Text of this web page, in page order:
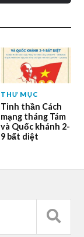
THƯ MỤC
Tinh thần Cách
mạng tháng Tám
và Quốc khánh 2-
9 bất diệt